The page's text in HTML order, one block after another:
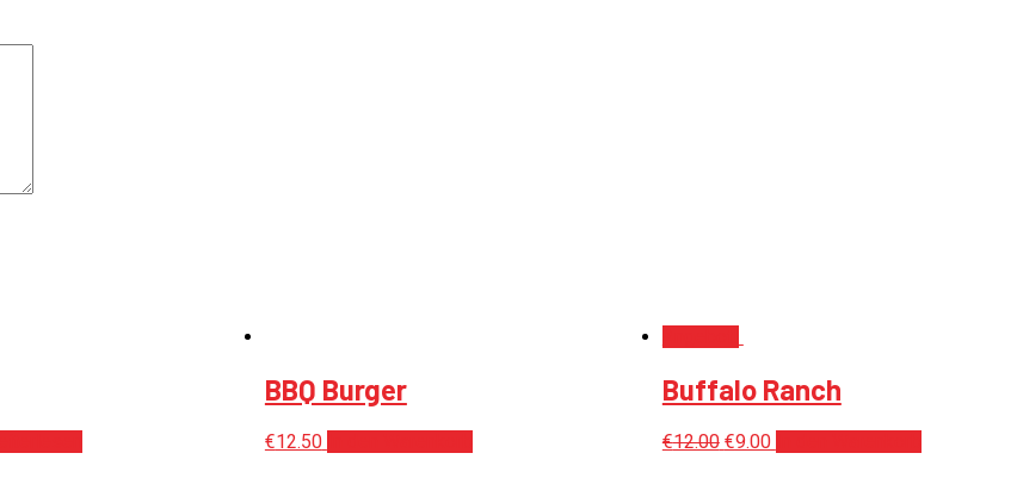
BBQ Burger
€12.50
Buffalo Ranch
€12.00 €9.00